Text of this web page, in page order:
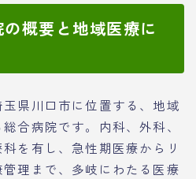
概要と地域医療に
県川口市に位置する、地域
合病院です。内科、外科、
を有し、急性期医療からリ
理まで、多岐にわたる医療